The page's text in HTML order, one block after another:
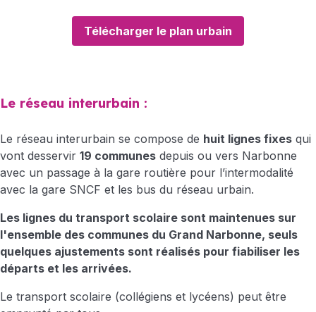
Télécharger le plan urbain
Le réseau interurbain :
Le réseau interurbain se compose de huit lignes fixes qui
vont desservir 19 communes depuis ou vers Narbonne
avec un passage à la gare routière pour l’intermodalité
avec la gare SNCF et les bus du réseau urbain.
Les lignes du transport scolaire sont maintenues sur
l'ensemble des communes du Grand Narbonne, seuls
quelques ajustements sont réalisés pour fiabiliser les
départs et les arrivées.
Le transport scolaire (collégiens et lycéens) peut être